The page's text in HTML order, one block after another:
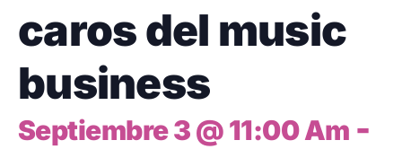
caros del music
business
Septiembre 3 @ 11:00 Am -